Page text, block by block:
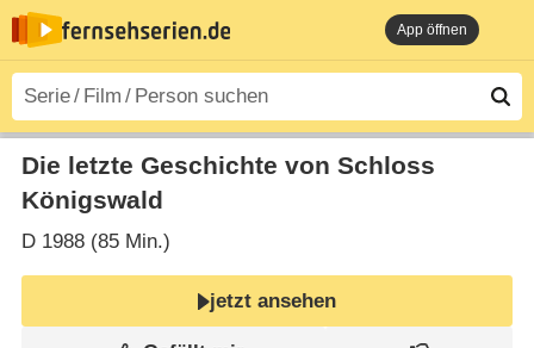
App öffnen
Die letzte Geschichte von Schloss
Königswald
D1988 (85 Min.)
jetzt ansehen